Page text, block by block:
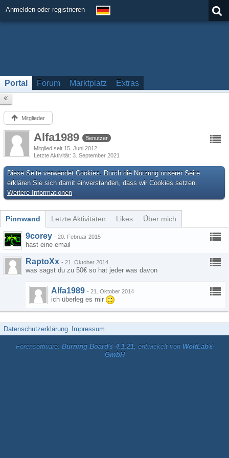
Anmelden oder registrieren
Portal Forum Marktplatz Extras
Mitglieder
Alfa1989
Benutzer
Mitglied seit 15. Juni 2012
Letzte Aktivität 3. September 2021
Diese Seite verwendet Cookies. Durch die Nutzung unserer Seite
erklären Sie sich damit einverstanden, dass wir Cookies setzen.
Weitere Informationen
Pinnwand Letzte Aktivitäten Likes Über mich
9corey - 20. Februar 2015
hast eine email
RaptoXx - 21. Oktober 2014
was sagst du zu 50€ so hat jeder was davon
Alfa1989 - 21. Oktober 2014
ich überleg es mir
Datenschutzerklärung Impressum
Forensoftware: Burning Board® 4.1.21, entwickelt von WoltLab®
GmbH